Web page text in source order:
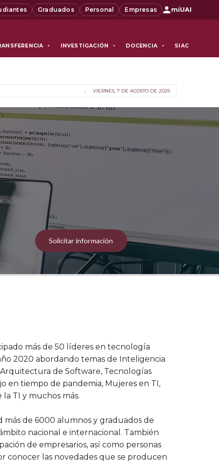
Graduados Personal Empresas miUAI
▼ INVESTIGACIÓN ▼ DOCENCIA ▼ SIAC
VIERNES, 7 DE AGOSTO DE 2026
Solicitar información
más de 50 líderes en tecnología
2020 abordando temas de Inteligencia
Arquitectura de Software, Tecnologías
en tiempo de pandemia, Mujeres en TI,
la TI y muchos más.
más de 6000 alumnos y graduados de
nacional e internacional. También
de empresarios, así como personas
conocer las novedades que se producen